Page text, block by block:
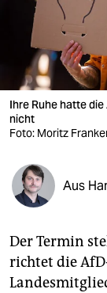
wahrheit
verlag
verlag
veranstaltungen
fragen & hilfe
abo
genossenschaft
Ihre Ruhe hatte
nicht
Foto: Moritz
Aus
Der Termin
richtet die